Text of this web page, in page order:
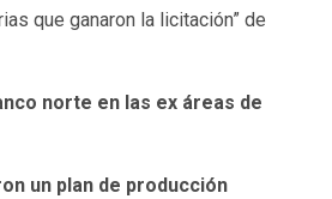
que ganaron la licitación” de
norte en las ex áreas de
un plan de producción